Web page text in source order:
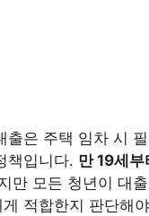
출은 주택 임차 시
책입니다. 만 19세
만 모든 청년이 대
적합한지 판단해